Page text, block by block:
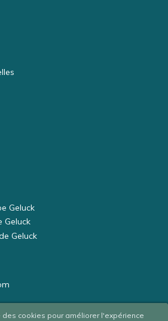
cookies pour améliorer l'expérience
Geluck
Geluck
Geluck